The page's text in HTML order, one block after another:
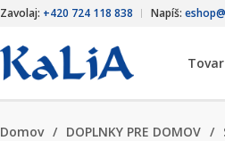
Zavolaj: +420 724 118 838 Napíš:
Tovar
Domov / DOPLNKY PRE DOMOV /